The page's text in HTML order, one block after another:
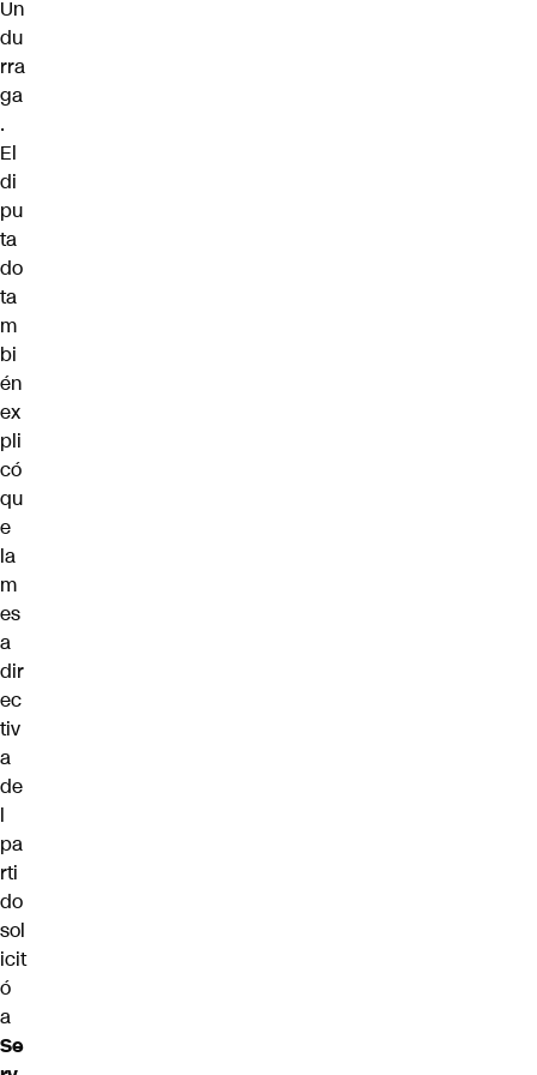
Un
du
rra
ga
.
El
di
pu
ta
do
ta
m
bi
én
ex
pli
có
qu
e
la
m
es
a
dir
ec
tiv
a
de
l
pa
rti
do
sol
icit
ó
a
Se